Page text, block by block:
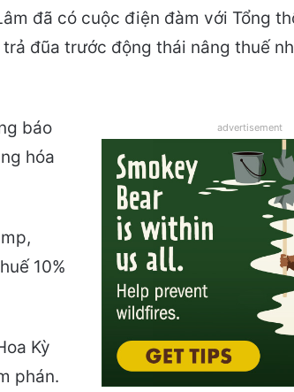
đã có cuộc điện đàm với Tổng
đũa trước động thái nâng thuế
advertisement
báo
hóa
10%
Kỳ
phán.